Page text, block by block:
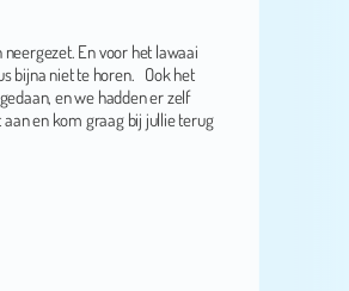
En voor het lawaai
niet te horen. Ook het
en we hadden er zelf
kom graag bij jullie terug